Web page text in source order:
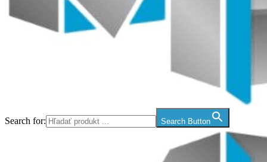
Search for: Search Button